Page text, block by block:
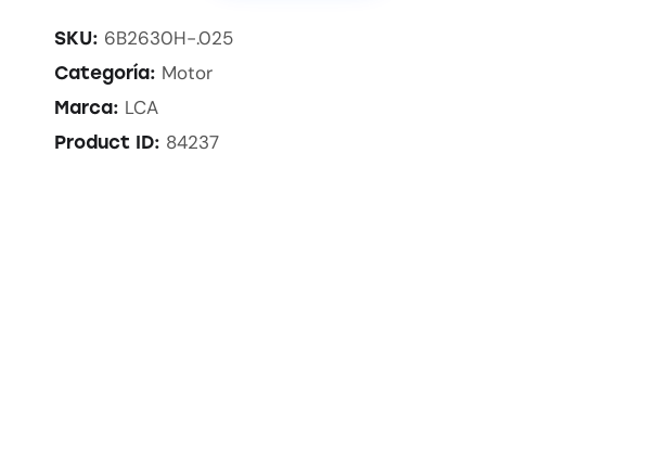
SKU: 6B2630H-.025
Categoría: Motor
Marca: LCA
Product ID: 84237